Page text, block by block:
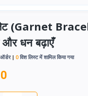
(Garnet
और धन बढ़ाएँ
ऑर्डर 0 विश लिस्ट में शामिल किया गया